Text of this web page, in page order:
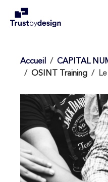
Accueil
CAPITAL
OSINT Training